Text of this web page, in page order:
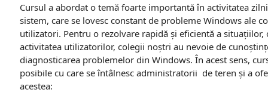
Cursul a abordat o temă foarte importantă în activitatea
sistem, care se lovesc constant de probleme Windows ale
utilizatori. Pentru o rezolvare rapidă și eficientă a situațiilor,
activitatea utilizatorilor, colegii noștri au nevoie de
diagnosticarea problemelor din Windows. În acest sens,
posibile cu care se întâlnesc administratorii de teren și a
acestea: